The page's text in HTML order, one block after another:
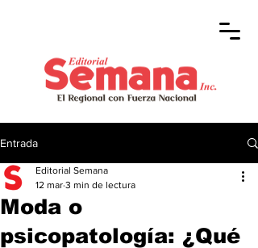
Entrada
Moda o
psicopatología: ¿Qué
Editorial Semana
12 mar 3 min de lectura